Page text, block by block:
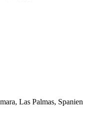
Las Palmas, Spanien